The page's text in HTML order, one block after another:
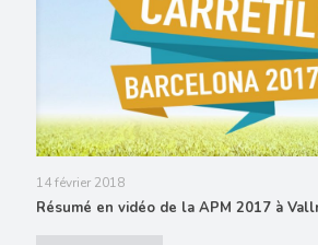
14 février 2018
Résumé en vidéo de la APM 2017 à